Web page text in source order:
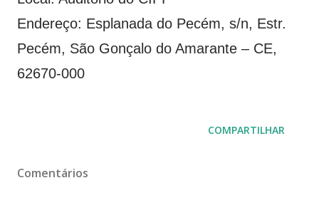
Endereço: Esplanada do Pecém, s/n, Estr.
Pecém, São Gonçalo do Amarante – CE,
62670-000
COMPARTILHAR
Comentários